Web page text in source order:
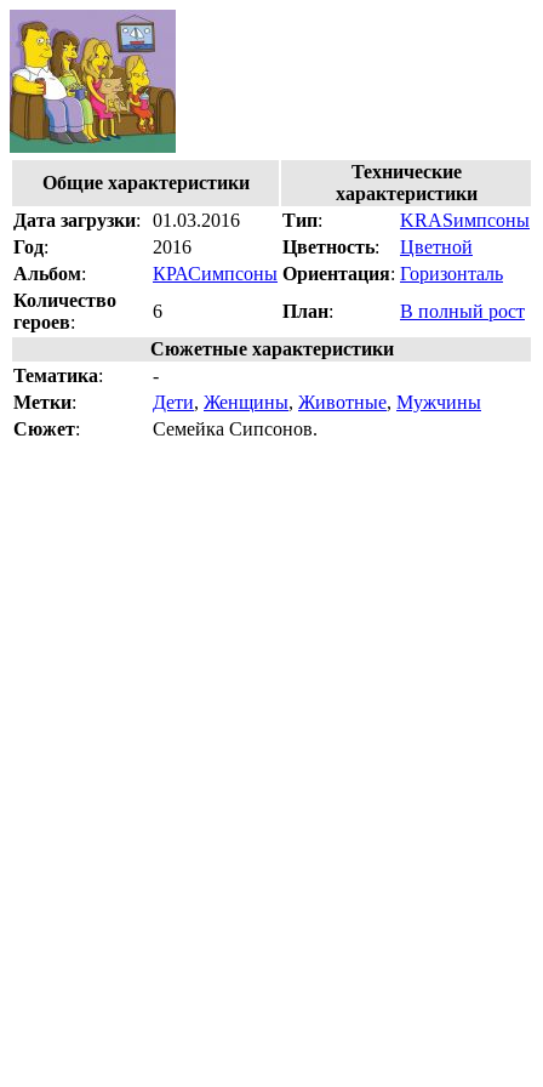
Общие характеристики
Технические
характеристики
Дата загрузки: 01.03.2016 Тип:
KRASимпсоны
Год: 2016 Цветность:
Цветной
Альбом: КРАСимпсоны Ориентация: Горизонталь
Количество
героев:
6 План:
В полный рост
Сюжетные характеристики
Тематика:
-
Метки: Дети, Женщины, Животные, Мужчины
Сюжет: Семейка Сипсонов.